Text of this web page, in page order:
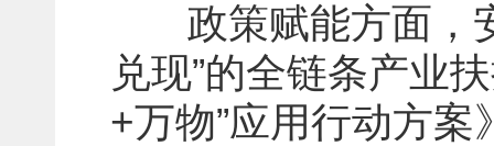
政策赋能方面，安
兑现”的全链条产业
+万物”应用行动方